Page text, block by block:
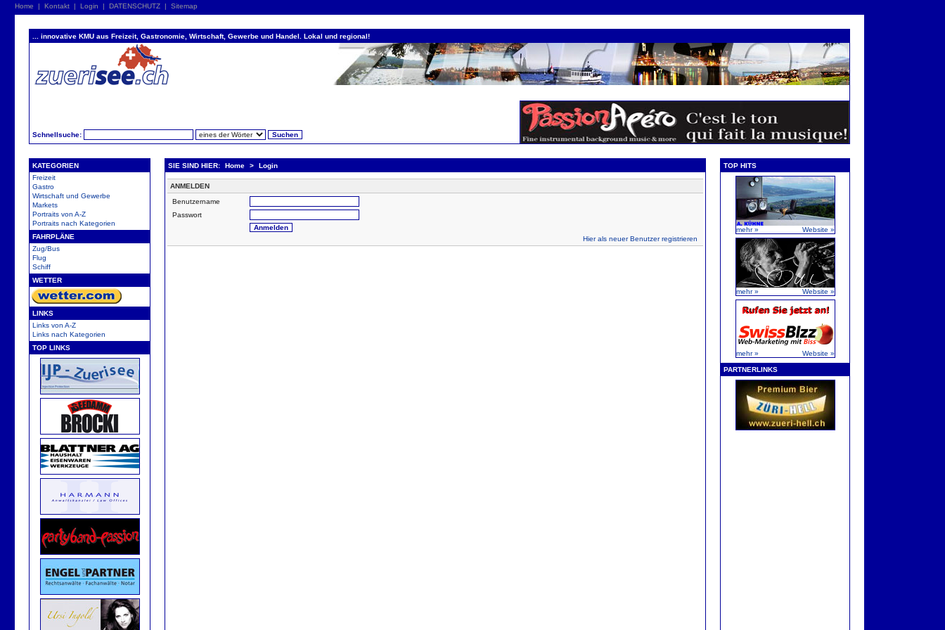
Home | Kontakt | Login | DATENSCHUTZ | Sitemap
... innovative KMU aus Freizeit, Gastronomie, Wirtschaft, Gewerbe und Handel. Lokal und regional!
Schnellsuche:
KATEGORIEN
Freizeit
Gastro
Wirtschaft und Gewerbe
Markets
Portraits von A-Z
Portraits nach Kategorien
FAHRPLÄNE
Zug/Bus
Flug
Schiff
WETTER
LINKS
Links von A-Z
Links nach Kategorien
TOP LINKS
SIE SIND HIER: Home > Login
ANMELDEN
Benutzername
Passwort
Hier als neuer Benutzer registrieren
TOP HITS
mehr » Website »
mehr » Website »
mehr » Website »
PARTNERLINKS